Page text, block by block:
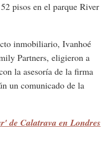
pisos en el parque River
inmobiliario, Ivanhoé
Partners, eligieron a
la asesoría de la firma
un comunicado de la
de Calatrava en Londres